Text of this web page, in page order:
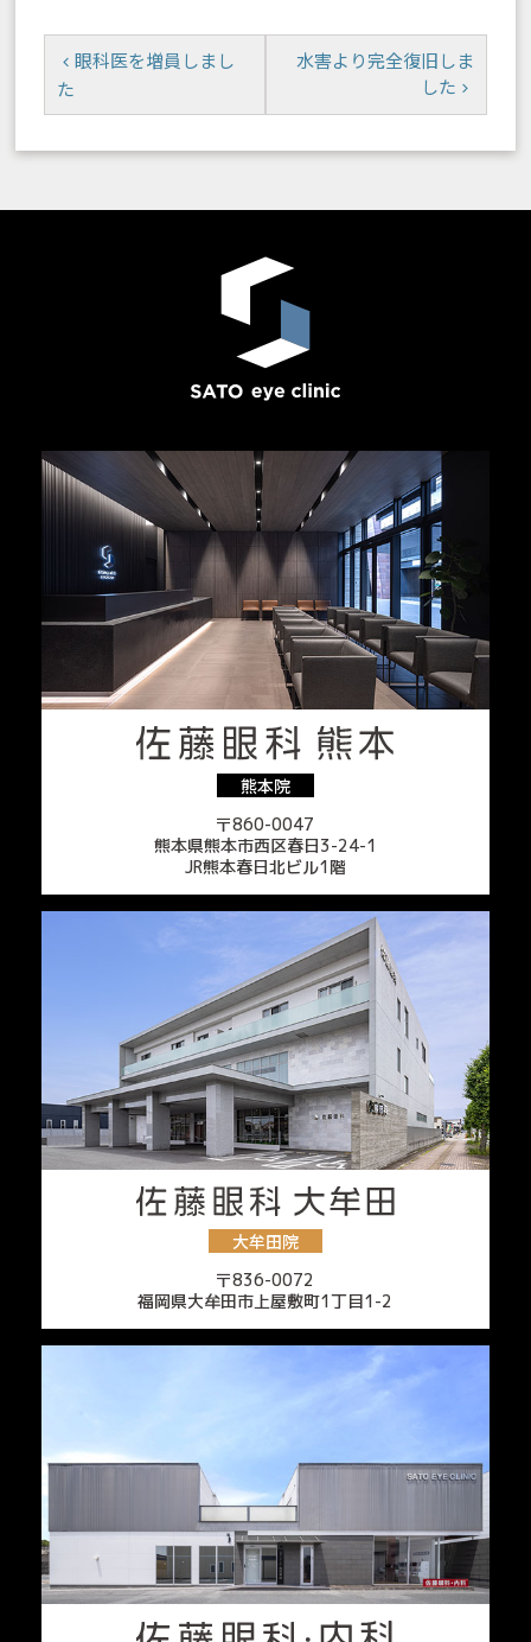
眼科医を増員しまし
た
水害より完全復旧しま
した
熊本院
〒860-0047
熊本県熊本市西区春日3-24-1
JR熊本春日北ビル1階
大牟田院
〒836-0072
福岡県大牟田市上屋敷町1丁目1-2